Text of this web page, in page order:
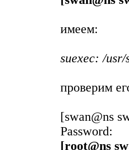
имеем:
suexec: /usr/
проверим
[swan@ns
Password:
[root@ns